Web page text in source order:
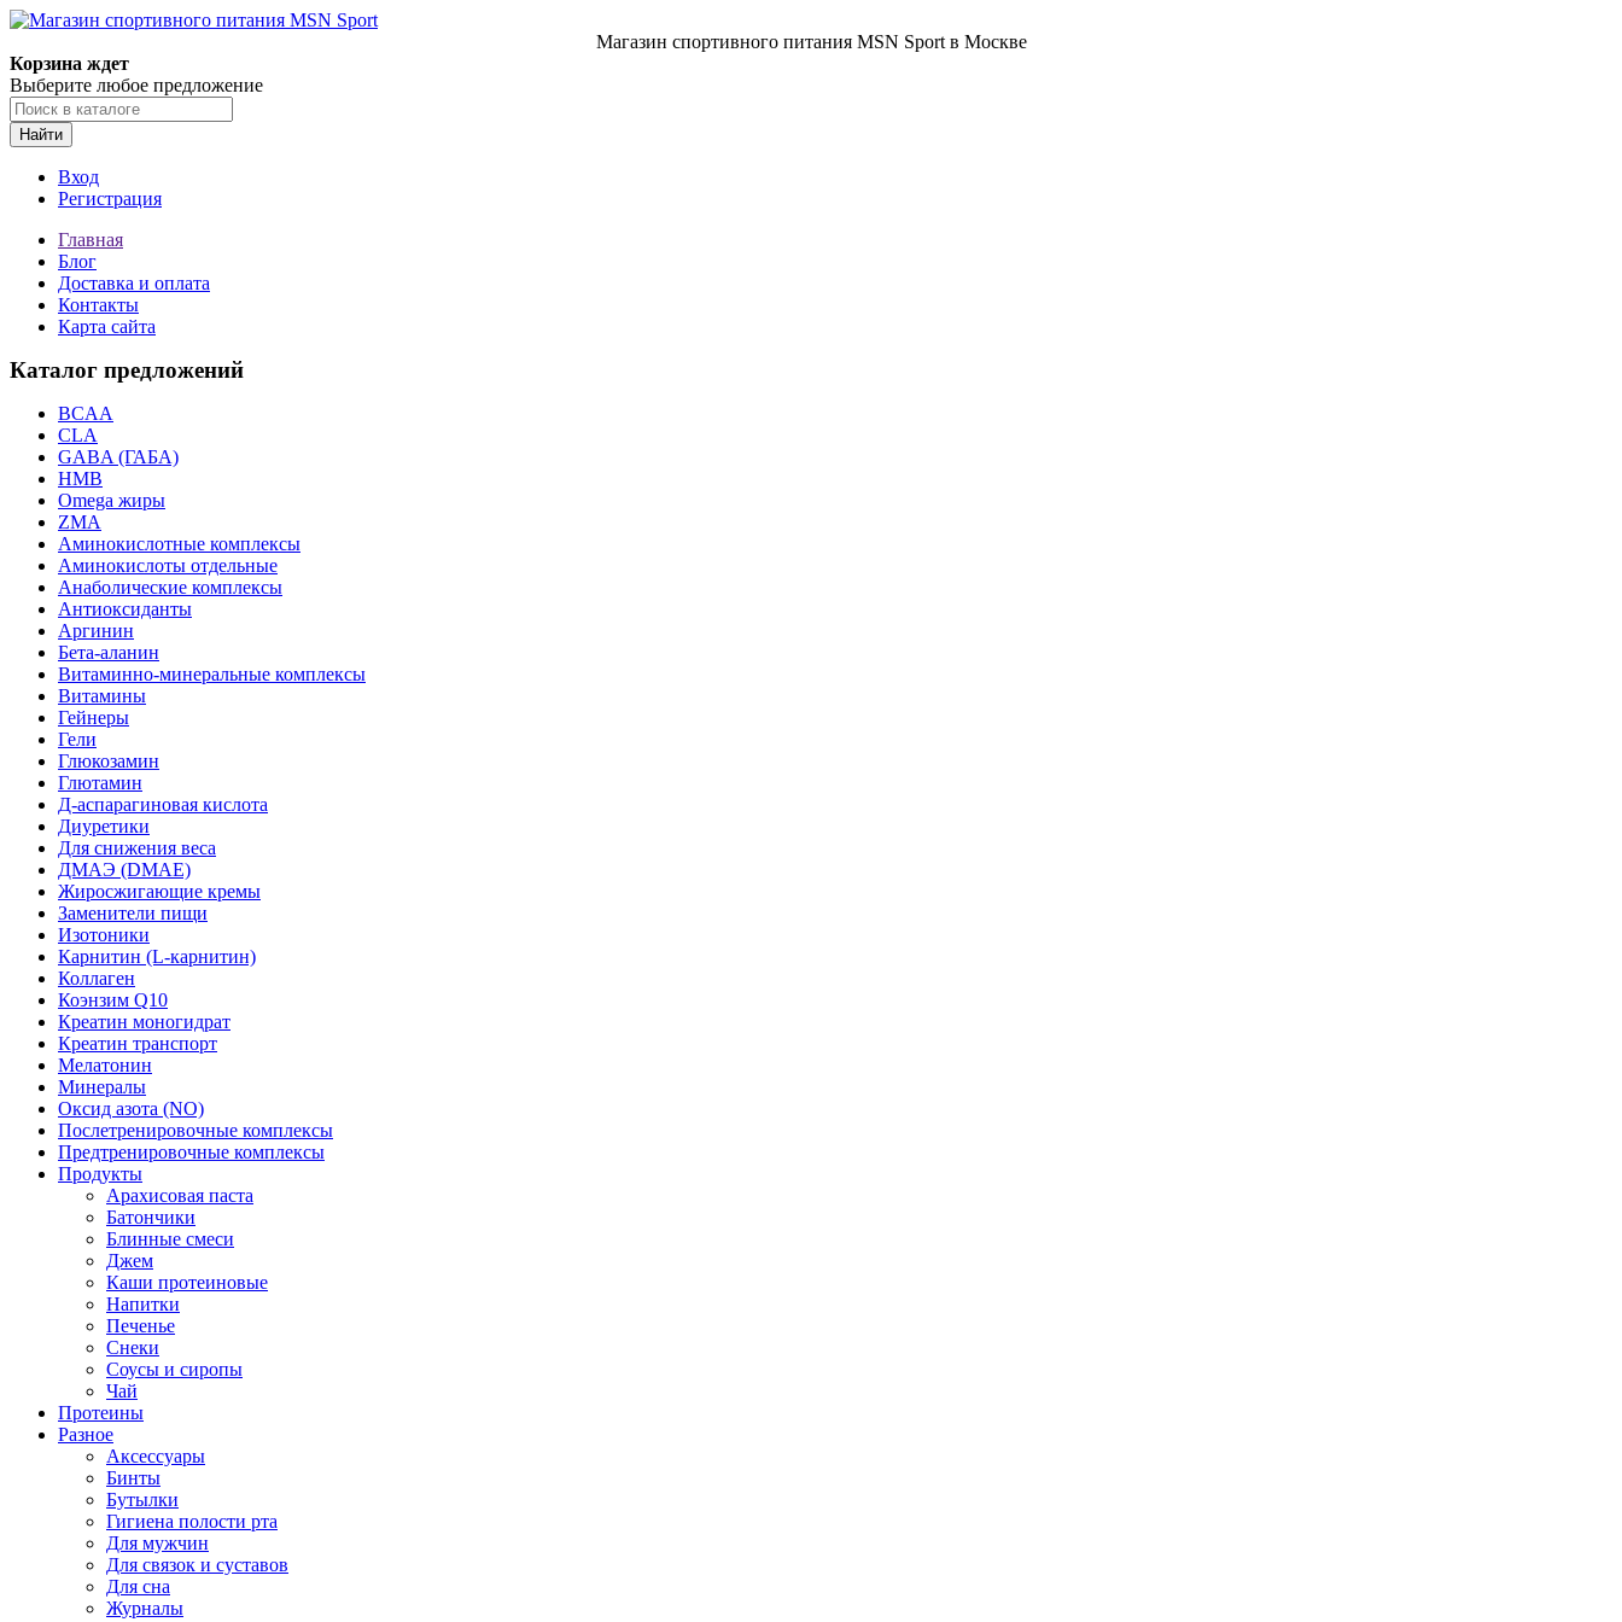
Магазин спортивного питания MSN Sport в Москве
Корзина ждет
Выберите любое предложение
Найти
Вход
Регистрация
Главная
Блог
Доставка и оплата
Контакты
Карта сайта
Каталог предложений
BCAA
CLA
GABA (ГАБА)
HMB
Omega жиры
ZMA
Аминокислотные комплексы
Аминокислоты отдельные
Анаболические комплексы
Антиоксиданты
Аргинин
Бета-аланин
Витаминно-минеральные комплексы
Витамины
Гейнеры
Гели
Глюкозамин
Глютамин
Д-аспарагиновая кислота
Диуретики
Для снижения веса
ДМАЭ (DMAE)
Жиросжигающие кремы
Заменители пищи
Изотоники
Карнитин (L-карнитин)
Коллаген
Коэнзим Q10
Креатин моногидрат
Креатин транспорт
Мелатонин
Минералы
Оксид азота (NO)
Послетренировочные комплексы
Предтренировочные комплексы
Продукты
Арахисовая паста
Батончики
Блинные смеси
Джем
Каши протеиновые
Напитки
Печенье
Снеки
Соусы и сиропы
Чай
Протеины
Разное
Аксессуары
Бинты
Бутылки
Гигиена полости рта
Для мужчин
Для связок и суставов
Для сна
Журналы